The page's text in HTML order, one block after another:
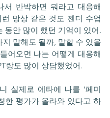
서 반박하면 뭐라고 대응해
런 망상 같은 것도 젠더 수업
동안 많이 했던 기억이 있어.
지 말해도 될까, 말할 수 있을
어오면 나는 어떻게 대응해
랑도 많이 상담했었어.
실제로 에타에 나를 ‘페미
한 평가가 올라와 있다고 하